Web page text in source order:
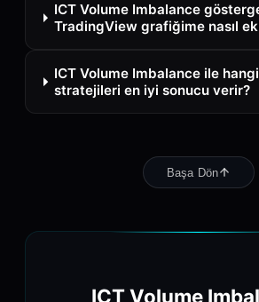
ICT Volume Imbalance
TradingView grafiğime nasıl
ICT Volume Imbalance ile
stratejileri en iyi sonucu verir?
Başa Dön
ICT Volume